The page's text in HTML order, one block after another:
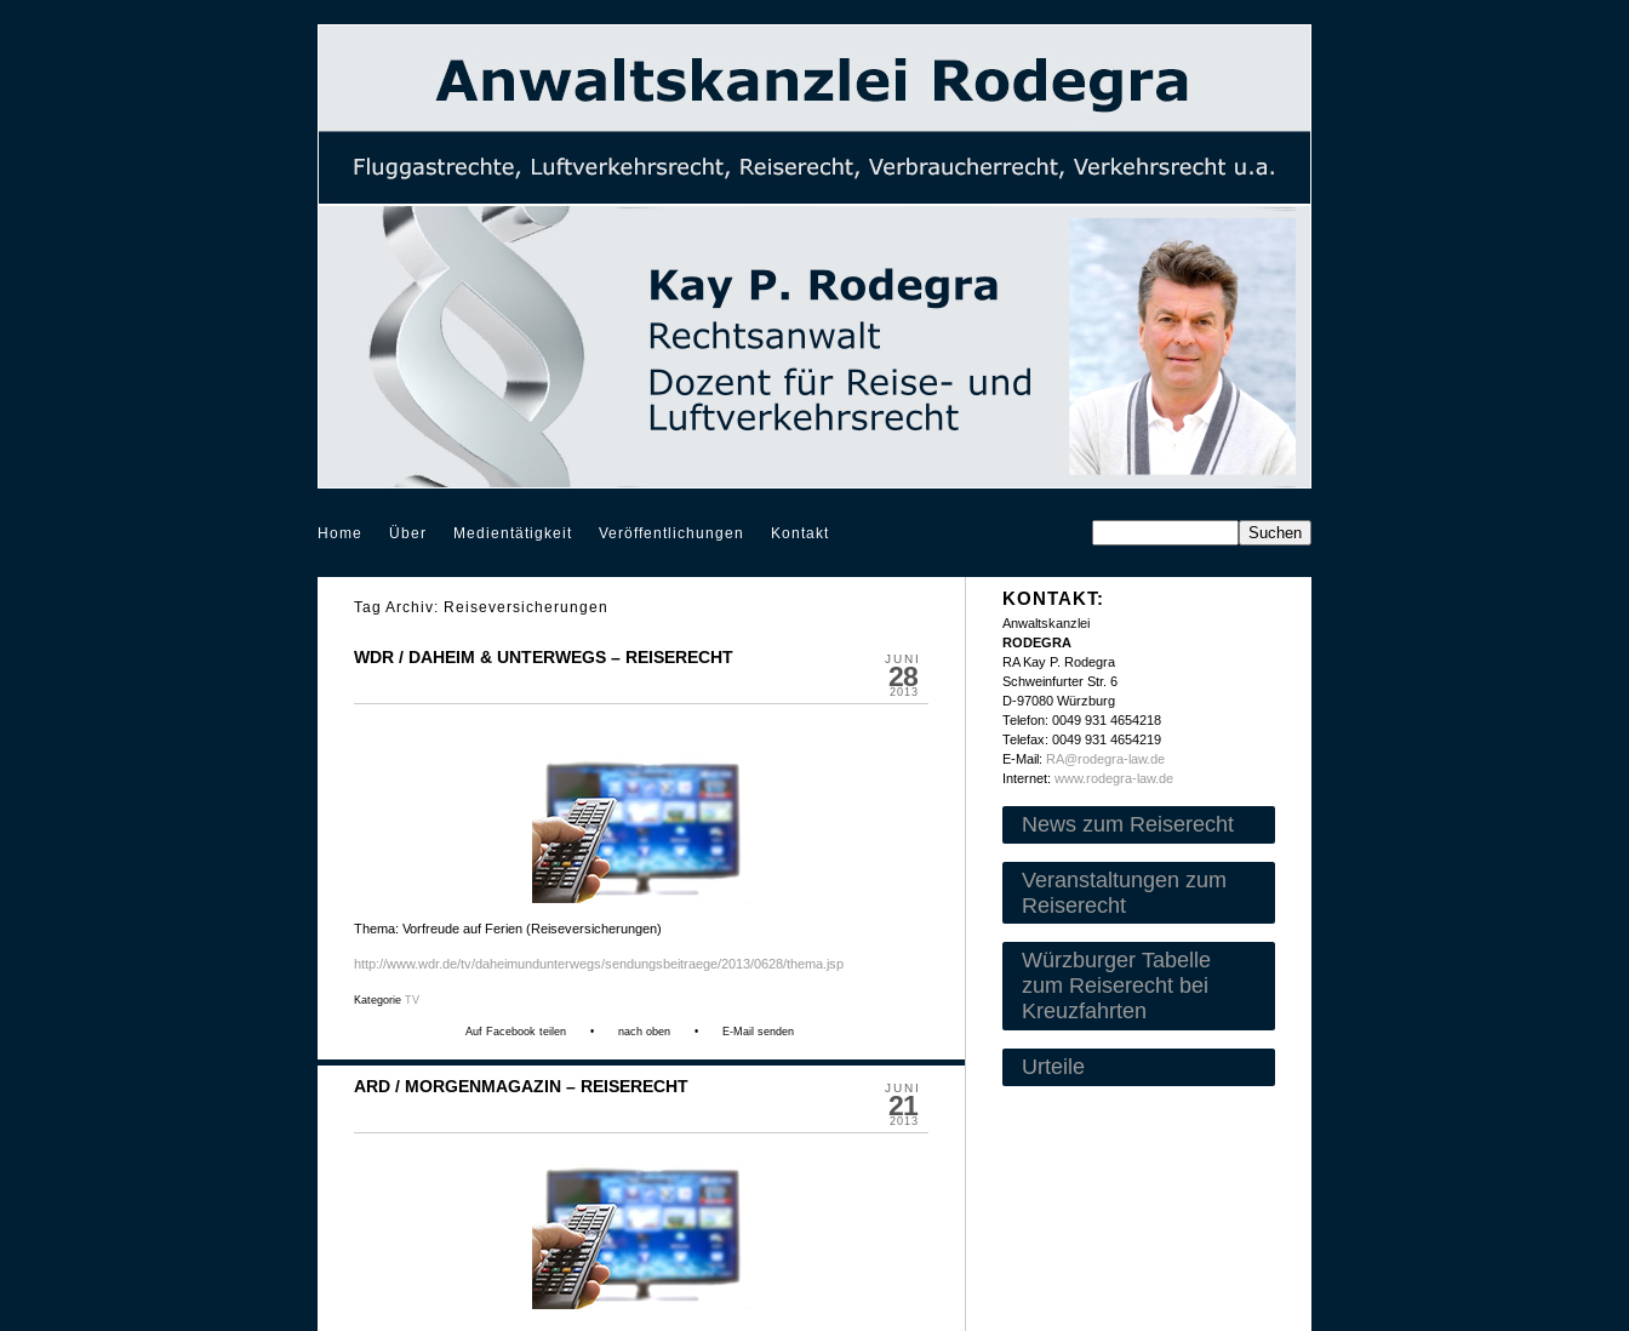
Home Über Medientätigkeit Veröffentlichungen Kontakt
Tag Archiv: Reiseversicherungen
JUNI
28
2013
WDR / DAHEIM & UNTERWEGS – REISERECHT
Thema: Vorfreude auf Ferien (Reiseversicherungen)
http://www.wdr.de/tv/daheimundunterwegs/sendungsbeitraege/2013/0628/thema.jsp
Kategorie TV
Auf Facebook teilen • nach oben • E-Mail senden
JUNI
21
2013
ARD / MORGENMAGAZIN – REISERECHT
KONTAKT:
Anwaltskanzlei
RODEGRA
RA Kay P. Rodegra
Schweinfurter Str. 6
D-97080 Würzburg
Telefon: 0049 931 4654218
Telefax: 0049 931 4654219
E-Mail: RA@rodegra-law.de
Internet: www.rodegra-law.de
News zum Reiserecht
Veranstaltungen zum
Reiserecht
Würzburger Tabelle
zum Reiserecht bei
Kreuzfahrten
Urteile